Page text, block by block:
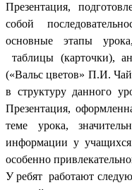
Презентация,
собой
основные этапы
таблицы (карточки),
(«Вальс цветов» П.И.
в структуру данного
Презентация,
теме урока,
информации у
особенно
У ребят работают